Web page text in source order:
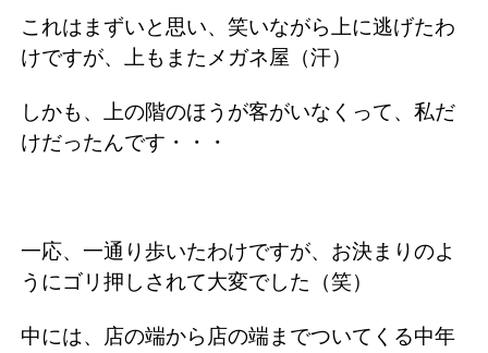
これはまずいと思い、笑いながら上に逃げたわ
けですが、上もまたメガネ屋（汗）
しかも、上の階のほうが客がいなくって、私だ
けだったんです・・・
一応、一通り歩いたわけですが、お決まりのよ
うにゴリ押しされて大変でした（笑）
中には、店の端から店の端までついてくる中年